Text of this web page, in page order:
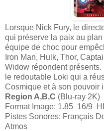
Lorsque Nick Fury, le
qui préserve la paix au
équipe de choc pour
Iron Man, Hulk, Thor,
Widow répondent
le redoutable Loki qui a
Cosmique et à son pouvoir
Region A,B,C (Blu-ray 2K)
Format Image: 1.85 16/9
Pistes Sonores: Français
Atmos